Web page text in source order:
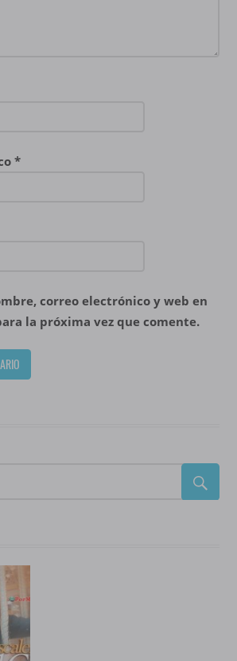
*
correo electrónico y web en
la próxima vez que comente.